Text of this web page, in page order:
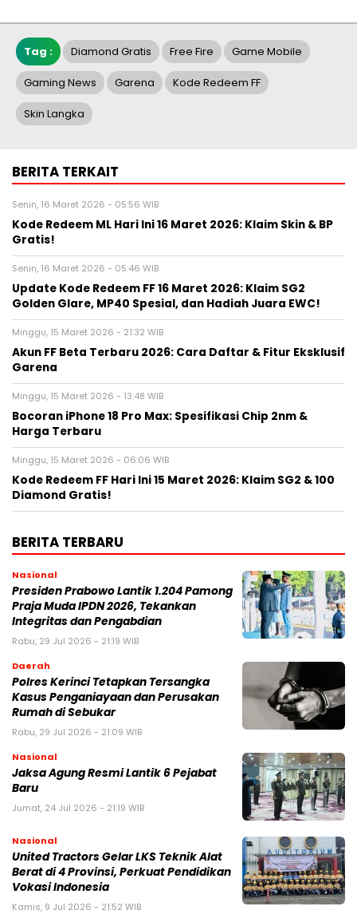
Tag : Diamond Gratis Free Fire Game Mobile
Gaming News Garena Kode Redeem FF
Skin Langka
BERITA TERKAIT
Senin, 16 Maret 2026 - 05:56 WIB
Kode Redeem ML Hari Ini 16 Maret 2026: Klaim Skin & BP
Gratis!
Senin, 16 Maret 2026 - 05:46 WIB
Update Kode Redeem FF 16 Maret 2026: Klaim SG2
Golden Glare, MP40 Spesial, dan Hadiah Juara EWC!
Minggu, 15 Maret 2026 - 21:32 WIB
Akun FF Beta Terbaru 2026: Cara Daftar & Fitur Eksklusif
Garena
Minggu, 15 Maret 2026 - 13:48 WIB
Bocoran iPhone 18 Pro Max: Spesifikasi Chip 2nm &
Harga Terbaru
Minggu, 15 Maret 2026 - 06:06 WIB
Kode Redeem FF Hari Ini 15 Maret 2026: Klaim SG2 & 100
Diamond Gratis!
BERITA TERBARU
Nasional
Presiden Prabowo Lantik 1.204 Pamong
Praja Muda IPDN 2026, Tekankan
Integritas dan Pengabdian
Rabu, 29 Jul 2026 - 21:19 WIB
Daerah
Polres Kerinci Tetapkan Tersangka
Kasus Penganiayaan dan Perusakan
Rumah di Sebukar
Rabu, 29 Jul 2026 - 21:09 WIB
Nasional
Jaksa Agung Resmi Lantik 6 Pejabat
Baru
Jumat, 24 Jul 2026 - 21:19 WIB
Nasional
United Tractors Gelar LKS Teknik Alat
Berat di 4 Provinsi, Perkuat Pendidikan
Vokasi Indonesia
Kamis, 9 Jul 2026 - 21:52 WIB